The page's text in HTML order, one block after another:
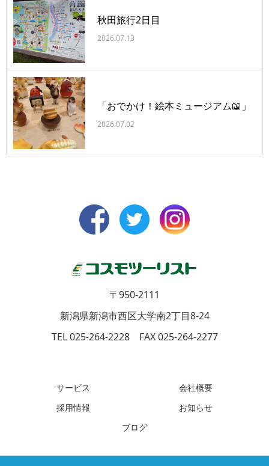
秋田旅行2日目
2026.07.13
「おでかけ！絵本ミュージアム📖」
2026.07.02
〒950-2111
新潟県新潟市西区大学南2丁目8-24
TEL 025-264-2228 FAX 025-264-2277
サービス
会社概要
採用情報
お知らせ
ブログ